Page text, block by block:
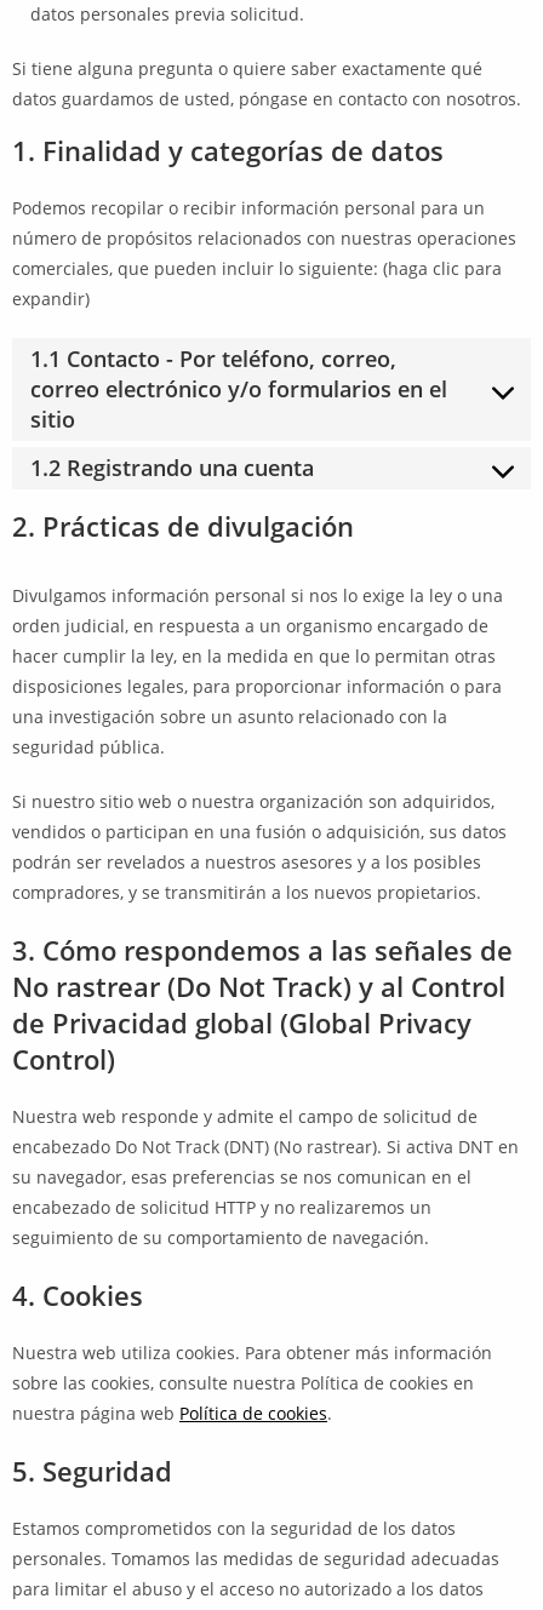
datos personales previa solicitud.
Si tiene alguna pregunta o quiere saber exactamente qué
datos guardamos de usted, póngase en contacto con nosotros.
1. Finalidad y categorías de datos
Podemos recopilar o recibir información personal para un
número de propósitos relacionados con nuestras operaciones
comerciales, que pueden incluir lo siguiente: (haga clic para
expandir)
1.1 Contacto - Por teléfono, correo,
correo electrónico y/o formularios en el
sitio
1.2 Registrando una cuenta
2. Prácticas de divulgación
Divulgamos información personal si nos lo exige la ley o una
orden judicial, en respuesta a un organismo encargado de
hacer cumplir la ley, en la medida en que lo permitan otras
disposiciones legales, para proporcionar información o para
una investigación sobre un asunto relacionado con la
seguridad pública.
Si nuestro sitio web o nuestra organización son adquiridos,
vendidos o participan en una fusión o adquisición, sus datos
podrán ser revelados a nuestros asesores y a los posibles
compradores, y se transmitirán a los nuevos propietarios.
3. Cómo respondemos a las señales de
No rastrear (Do Not Track) y al Control
de Privacidad global (Global Privacy
Control)
Nuestra web responde y admite el campo de solicitud de
encabezado Do Not Track (DNT) (No rastrear). Si activa DNT en
su navegador, esas preferencias se nos comunican en el
encabezado de solicitud HTTP y no realizaremos un
seguimiento de su comportamiento de navegación.
4. Cookies
Nuestra web utiliza cookies. Para obtener más información
sobre las cookies, consulte nuestra Política de cookies en
nuestra página web Política de cookies.
5. Seguridad
Estamos comprometidos con la seguridad de los datos
personales. Tomamos las medidas de seguridad adecuadas
para limitar el abuso y el acceso no autorizado a los datos